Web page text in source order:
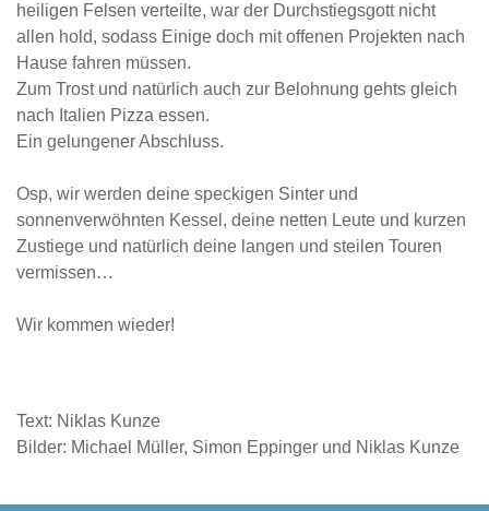
heiligen Felsen verteilte, war der Durchstiegsgott nicht
allen hold, sodass Einige doch mit offenen Projekten nach
Hause fahren müssen.
Zum Trost und natürlich auch zur Belohnung gehts gleich
nach Italien Pizza essen.
Ein gelungener Abschluss.
Osp, wir werden deine speckigen Sinter und
sonnenverwöhnten Kessel, deine netten Leute und kurzen
Zustiege und natürlich deine langen und steilen Touren
vermissen…
Wir kommen wieder!
Text: Niklas Kunze
Bilder: Michael Müller, Simon Eppinger und Niklas Kunze